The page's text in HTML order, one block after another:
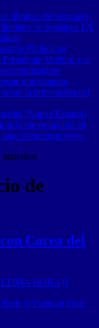
últimas dos semanas |
y se registran 120
Pública en
Maduro y al
que generan
la prevención del
(Nueva Esparta) |
la mejor opción en
para vivir como reyes
de
Corea del
HORA 0